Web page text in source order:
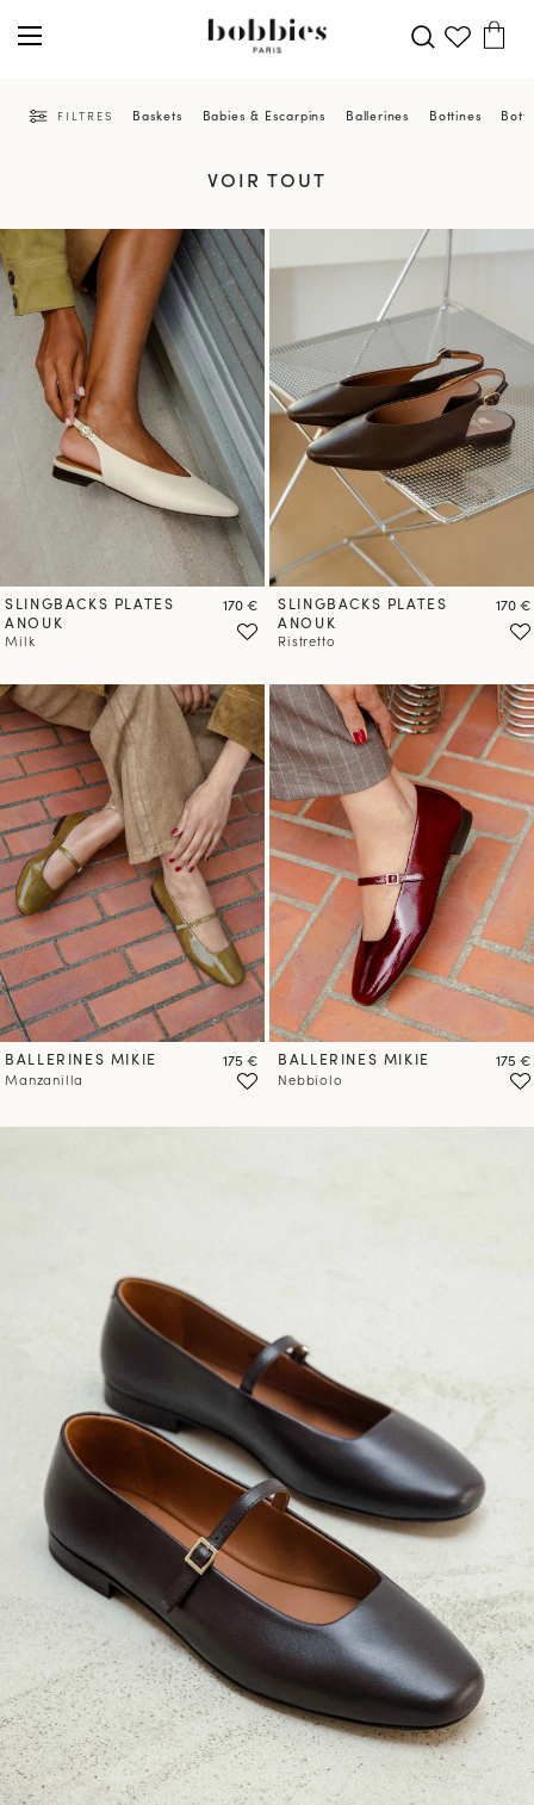
FILTRES Baskets Babies & Escarpins Ballerines Bottines
VOIR TOUT
PRÉCOMMANDER
SLINGBACKS PLATES
ANOUK
Milk
Prix
170 €
PRÉCOMMANDER
SLINGBACKS PLATES
ANOUK
Ristretto
Prix
170 €
BALLERINES MIKIE
Manzanilla
Prix
175 € BALLERINES MIKIE
Nebbiolo
Prix
175 €
PRÉCOMMANDER